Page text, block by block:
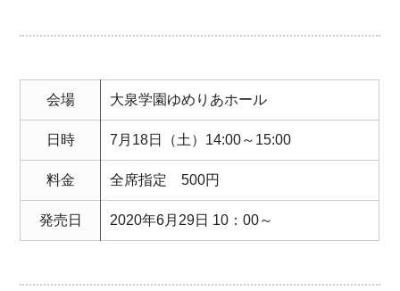
会場 大泉学園ゆめりあホール
日時 7月18日（土）14:00～15:00
料金 全席指定 500円
発売日 2020年6月29日 10：00～